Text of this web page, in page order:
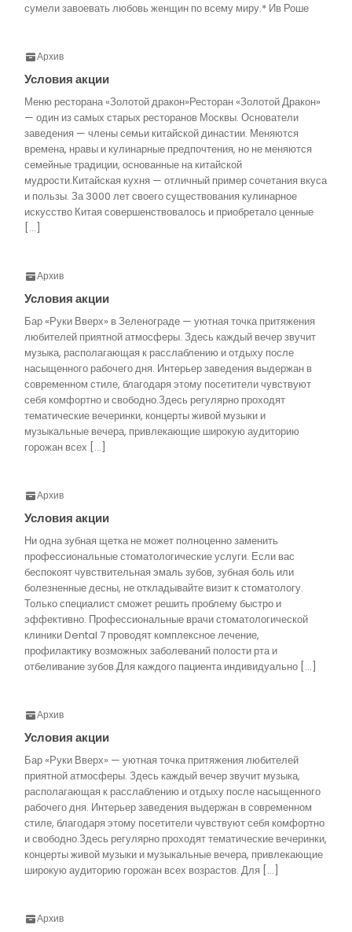
сумели завоевать любовь женщин по всему миру.* Ив Роше
Архив
Условия акции
Меню ресторана «Золотой дракон»Ресторан «Золотой Дракон»
— один из самых старых ресторанов Москвы. Основатели
заведения — члены семьи китайской династии. Меняются
времена, нравы и кулинарные предпочтения, но не меняются
семейные традиции, основанные на китайской
мудрости.Китайская кухня — отличный пример сочетания вкуса
и пользы. За 3000 лет своего существования кулинарное
искусство Китая совершенствовалось и приобретало ценные
[…]
Архив
Условия акции
Бар «Руки Вверх» в Зеленограде — уютная точка притяжения
любителей приятной атмосферы. Здесь каждый вечер звучит
музыка, располагающая к расслаблению и отдыху после
насыщенного рабочего дня. Интерьер заведения выдержан в
современном стиле, благодаря этому посетители чувствуют
себя комфортно и свободно.Здесь регулярно проходят
тематические вечеринки, концерты живой музыки и
музыкальные вечера, привлекающие широкую аудиторию
горожан всех […]
Архив
Условия акции
Ни одна зубная щетка не может полноценно заменить
профессиональные стоматологические услуги. Если вас
беспокоят чувствительная эмаль зубов, зубная боль или
болезненные десны, не откладывайте визит к стоматологу.
Только специалист сможет решить проблему быстро и
эффективно. Профессиональные врачи стоматологической
клиники Dental 7 проводят комплексное лечение,
профилактику возможных заболеваний полости рта и
отбеливание зубов.Для каждого пациента индивидуально […]
Архив
Условия акции
Бар «Руки Вверх» — уютная точка притяжения любителей
приятной атмосферы. Здесь каждый вечер звучит музыка,
располагающая к расслаблению и отдыху после насыщенного
рабочего дня. Интерьер заведения выдержан в современном
стиле, благодаря этому посетители чувствуют себя комфортно
и свободно.Здесь регулярно проходят тематические вечеринки,
концерты живой музыки и музыкальные вечера, привлекающие
широкую аудиторию горожан всех возрастов. Для […]
Архив